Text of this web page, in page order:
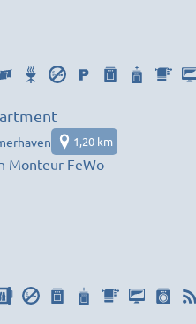
1,20 km
Monteur FeWo